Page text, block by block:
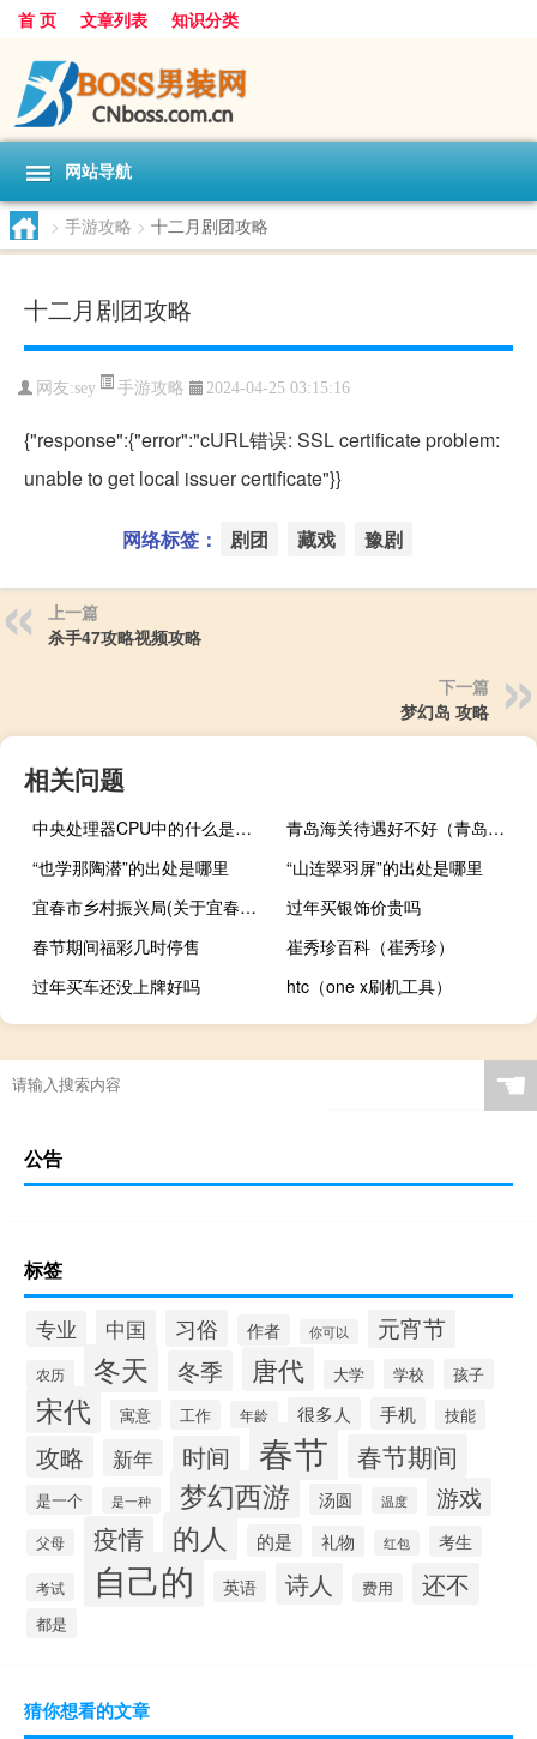
首 页 文章列表 知识分类
网站导航
> 手游攻略 > 十二月剧团攻略
十二月剧团攻略
网友:sey 手游攻略 2024-04-25 03:15:16
{"response":{"error":"cURL错误: SSL certificate problem:
unable to get local issuer certificate"}}
网络标签： 剧团 藏戏 豫剧
上一篇
杀手47攻略视频攻略
下一篇
梦幻岛 攻略
相关问题
中央处理器CPU中的什么是整个计算机的指挥中心
青岛海关待遇好不好（青岛海关待遇）
“也学那陶潜”的出处是哪里
“山连翠羽屏”的出处是哪里
宜春市乡村振兴局(关于宜春市乡村振兴局简述)
过年买银饰价贵吗
春节期间福彩几时停售
崔秀珍百科（崔秀珍）
过年买车还没上牌好吗
htc（one x刷机工具）
☚
公告
标签
专业 中国 习俗 作者 你可以 元宵节
农历 冬天 冬季 唐代 大学 学校 孩子
宋代 寓意 工作 年龄 很多人 手机 技能
攻略 新年 时间 春节 春节期间
是一个 是一种 梦幻西游 汤圆 温度 游戏
父母 疫情 的人 的是 礼物 红包 考生
考试 自己的 英语 诗人 费用 还不
都是
猜你想看的文章